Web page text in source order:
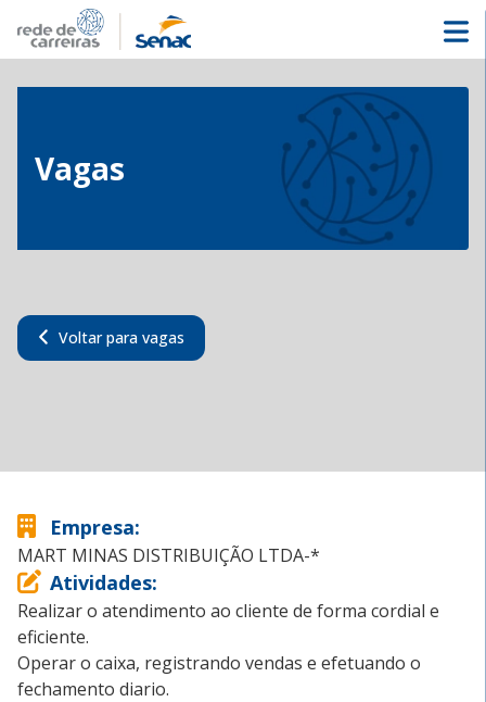
Vagas
Voltar para vagas
Empresa:
MART MINAS DISTRIBUIÇÃO LTDA-*
Atividades:
Realizar o atendimento ao cliente de forma cordial e
eficiente.
Operar o caixa, registrando vendas e efetuando o
fechamento diario.